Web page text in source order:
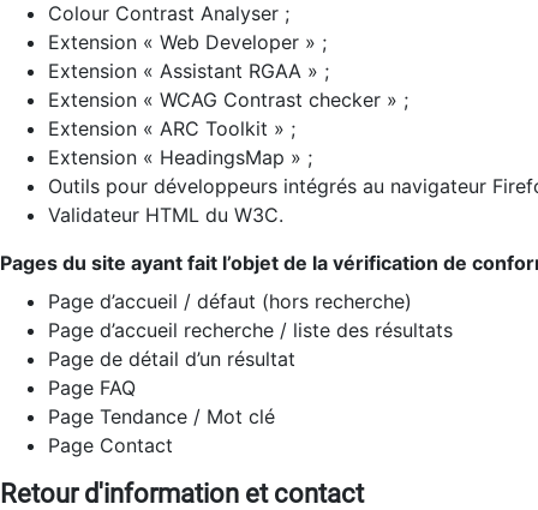
Colour Contrast Analyser ;
Extension « Web Developer » ;
Extension « Assistant RGAA » ;
Extension « WCAG Contrast checker » ;
Extension « ARC Toolkit » ;
Extension « HeadingsMap » ;
Outils pour développeurs intégrés au navigateur
Validateur HTML du W3C.
Pages du site ayant fait l’objet de la vérification de
Page d’accueil / défaut (hors recherche)
Page d’accueil recherche / liste des résultats
Page de détail d’un résultat
Page FAQ
Page Tendance / Mot clé
Page Contact
Retour d'information et contact